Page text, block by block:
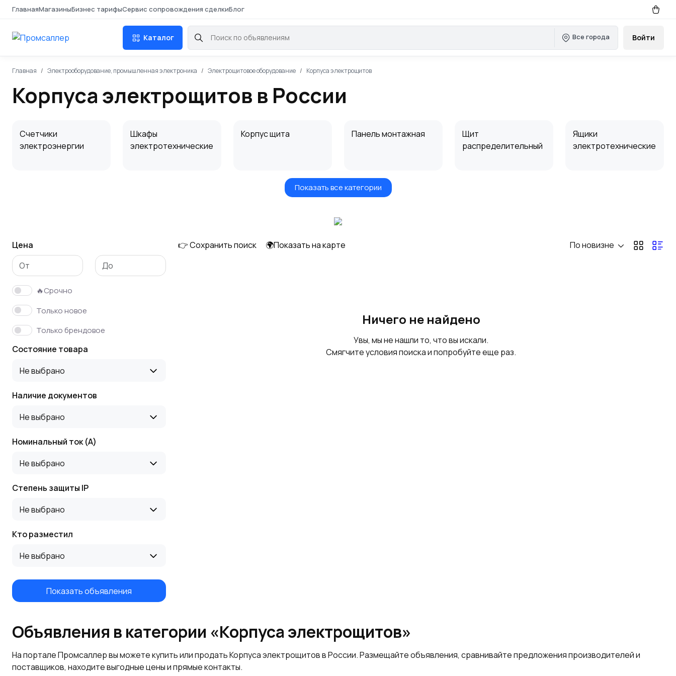
ГлавнаяМагазиныБизнес тарифыСервис сопровождения сделкиБлог
Каталог Все города Войти
Главная Электрооборудование, промышленная электроника Электрощитовое оборудование Корпуса электрощитов
Корпуса электрощитов в России
Счетчики
электроэнергии
Шкафы
электротехнические
Корпус щита Панель монтажная
Щит
распределительный
Ящики
электротехнические
Бокс монтажный
Энергосберегающе
е устройство
распределительные
Стойка аппаратная
Пункты
Камеры КСО
Показать все категории
Цена
🔥Срочно
Только новое
Только брендовое
Состояние товара
Не выбрано
Наличие документов
Не выбрано
Номинальный ток (А)
Не выбрано
Степень защиты IP
Не выбрано
Кто разместил
Не выбрано
Показать объявления
👉 Сохранить поиск 🌍Показать на карте По новизне
Ничего не найдено
Увы, мы не нашли то, что вы искали.
Смягчите условия поиска и попробуйте еще раз.
Объявления в категории «Корпуса электрощитов»
На портале Промсаллер вы можете купить или продать Корпуса электрощитов в России. Размещайте объявления, сравнивайте предложения производителей и
поставщиков, находите выгодные цены и прямые контакты.